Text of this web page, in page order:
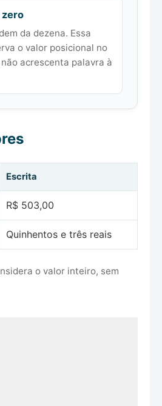
zero
da dezena. Essa
o valor posicional no
acrescenta palavra à
Escrita
R$ 503,00
Quinhentos e três reais
o valor inteiro, sem